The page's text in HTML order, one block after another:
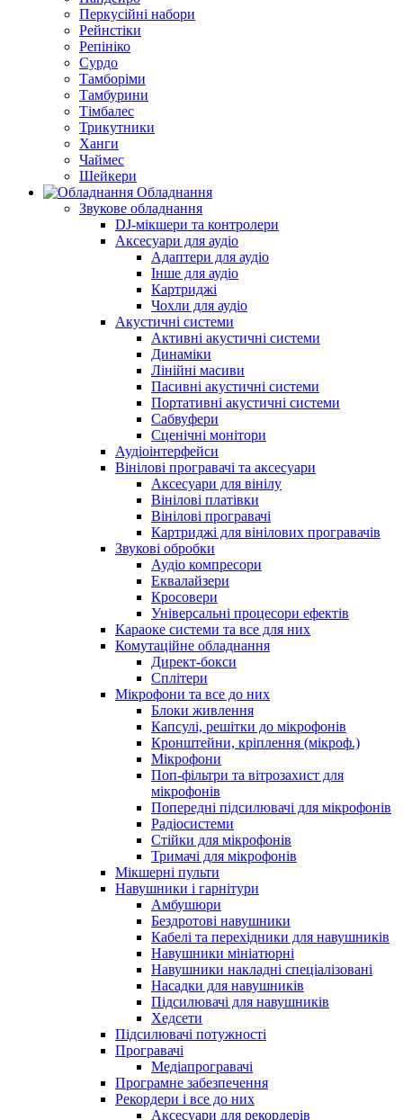
Перкусійні набори
Рейнстіки
Репініко
Сурдо
Тамборіми
Тамбурини
Тімбалес
Трикутники
Ханги
Чаймес
Шейкери
Обладнання
Звукове обладнання
DJ-мікшери та контролери
Аксесуари для аудіо
Адаптери для аудіо
Інше для аудіо
Картриджі
Чохли для аудіо
Акустичні системи
Активні акустичні системи
Динаміки
Лінійні масиви
Пасивні акустичні системи
Портативні акустичні системи
Сабвуфери
Сценічні монітори
Аудіоінтерфейси
Вінілові програвачі та аксесуари
Аксесуари для вінілу
Вінілові платівки
Вінілові програвачі
Картриджі для вінілових програвачів
Звукові обробки
Аудіо компресори
Еквалайзери
Кросовери
Універсальні процесори ефектів
Караоке системи та все для них
Комутаційне обладнання
Директ-бокси
Сплітери
Мікрофони та все до них
Блоки живлення
Капсулі, решітки до мікрофонів
Кронштейни, кріплення (мікроф.)
Мікрофони
Поп-фільтри та вітрозахист для
мікрофонів
Попередні підсилювачі для мікрофонів
Радіосистеми
Стійки для мікрофонів
Тримачі для мікрофонів
Мікшерні пульти
Навушники і гарнітури
Амбушюри
Бездротові навушники
Кабелі та перехідники для навушників
Навушники мініатюрні
Навушники накладні спеціалізовані
Насадки для навушників
Підсилювачі для навушників
Хедсети
Підсилювачі потужності
Програвачі
Медіапрогравачі
Програмне забезпечення
Рекордери і все до них
Аксесуари для рекордерів